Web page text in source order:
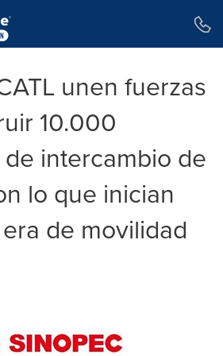
unen fuerzas
10.000
intercambio de
lo que inician
de movilidad